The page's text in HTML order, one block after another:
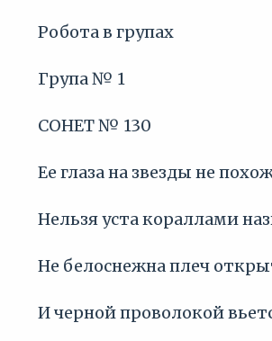
Робота в групах
Група № 1
СОНЕТ № 130
Ее глаза на звезды не
Нельзя уста кораллами
Не белоснежна плеч
И черной проволокой